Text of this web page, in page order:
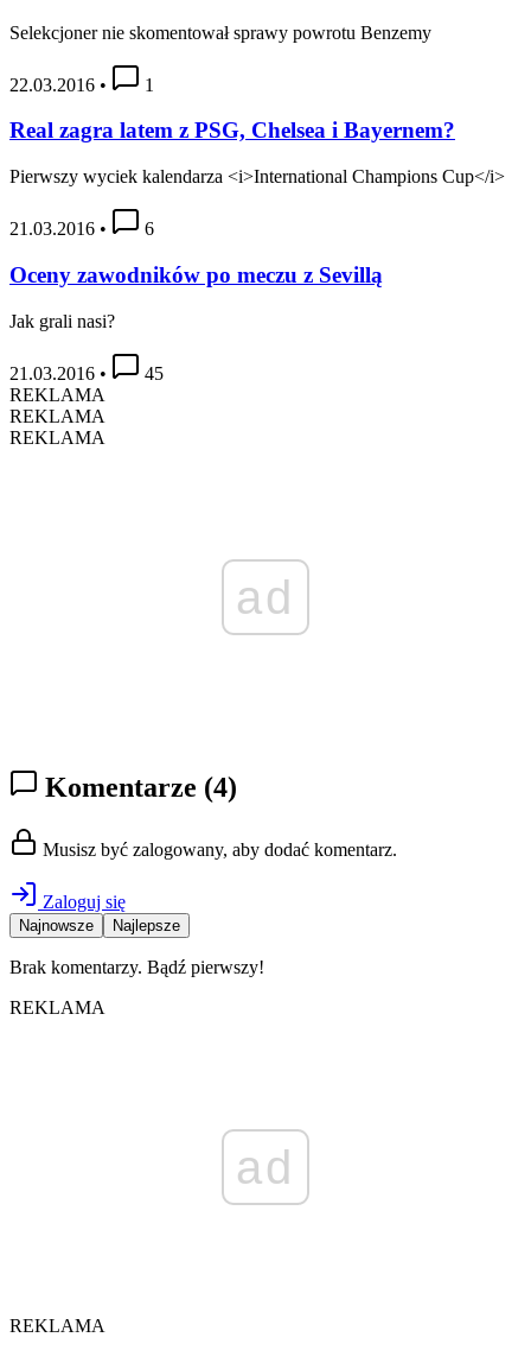
Selekcjoner nie skomentował sprawy powrotu Benzemy
22.03.2016 • 1
Real zagra latem z PSG, Chelsea i Bayernem?
Pierwszy wyciek kalendarza <i>International Champions Cup</i>
21.03.2016 • 6
Oceny zawodników po meczu z Sevillą
Jak grali nasi?
21.03.2016 •
45
REKLAMA
REKLAMA
REKLAMA
ad
Komentarze (4)
Musisz być zalogowany, aby dodać komentarz.
Zaloguj się
Najnowsze Najlepsze
Brak komentarzy. Bądź pierwszy!
REKLAMA
ad
REKLAMA